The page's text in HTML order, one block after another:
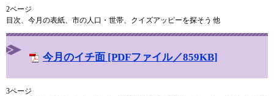
2ページ
目次、今月の表紙、市の人口・世帯、クイズアッピーを探そう 他
今月のイチ面 [PDFファイル／859KB]
3ページ